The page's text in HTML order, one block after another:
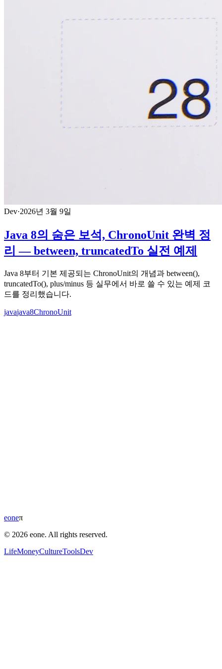
Dev·2026년 3월 9일
Java 8의 숨은 보석, ChronoUnit 완벽 정
리 — between, truncatedTo 실전 예제
Java 8부터 기본 제공되는 ChronoUnit의 개념과 between(),
truncatedTo(), plus/minus 등 실무에서 바로 쓸 수 있는 예제 코
드를 정리했습니다.
javajava8ChronoUnit
eoneπ
© 2026 eone. All rights reserved.
LifeMoneyCultureToolsDev